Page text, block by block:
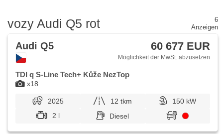
vozy Audi Q5 rot
6
Anzeigen
x18
Audi Q5 60 677 EUR
Möglichkeit der MwSt. abzusetzen
TDI q S-Line Tech+ Kůže NezTop
2025 12 tkm
150 kW
2 l
Diesel